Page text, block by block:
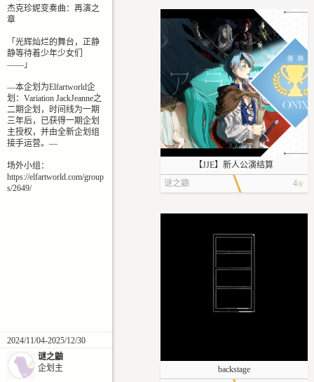
杰克珍妮变奏曲：再演之
章
「光辉灿烂的舞台，正静
静等待着少年少女们
——」
—本企划为Elfartworld企
划：Variation JackJeanne之
二期企划，时间线为一期
三年后，已获得一期企划
主授权，并由全新企划组
接手运营。—
场外小组：
https://elfartworld.com/group
s/2649/
2024/11/04-2025/12/30
谜之鼬
企划主
【JJE】新人公演结算
谜之鼬
4
backstage